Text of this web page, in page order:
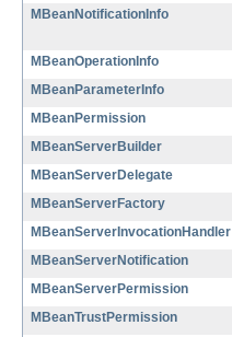
MBeanNotificationInfo
MBeanOperationInfo
MBeanParameterInfo
MBeanPermission
MBeanServerBuilder
MBeanServerDelegate
MBeanServerFactory
MBeanServerInvocationHandler
MBeanServerNotification
MBeanServerPermission
MBeanTrustPermission